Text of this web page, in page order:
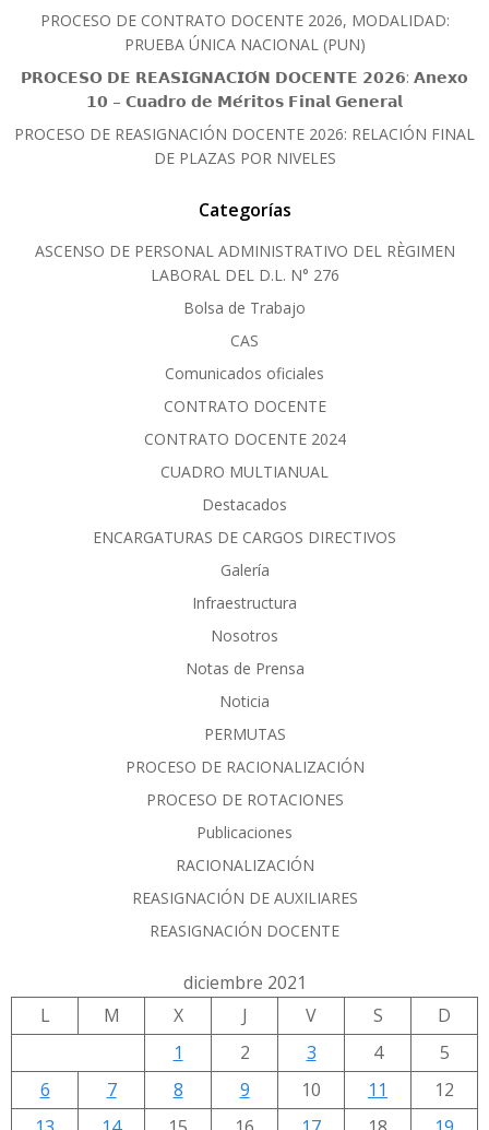
PROCESO DE CONTRATO DOCENTE 2026, MODALIDAD:
PRUEBA ÚNICA NACIONAL (PUN)
𝗣𝗥𝗢𝗖𝗘𝗦𝗢 𝗗𝗘 𝗥𝗘𝗔𝗦𝗜𝗚𝗡𝗔𝗖𝗜𝗢́𝗡 𝗗𝗢𝗖𝗘𝗡𝗧𝗘 𝟮𝟬𝟮𝟲: 𝗔𝗻𝗲𝘅𝗼
𝟭𝟬 – 𝗖𝘂𝗮𝗱𝗿𝗼 𝗱𝗲 𝗠𝗲́𝗿𝗶𝘁𝗼𝘀 𝗙𝗶𝗻𝗮𝗹 𝗚𝗲𝗻𝗲𝗿𝗮𝗹
PROCESO DE REASIGNACIÓN DOCENTE 2026: RELACIÓN FINAL
DE PLAZAS POR NIVELES
Categorías
ASCENSO DE PERSONAL ADMINISTRATIVO DEL RÈGIMEN
LABORAL DEL D.L. N° 276
Bolsa de Trabajo
CAS
Comunicados oficiales
CONTRATO DOCENTE
CONTRATO DOCENTE 2024
CUADRO MULTIANUAL
Destacados
ENCARGATURAS DE CARGOS DIRECTIVOS
Galería
Infraestructura
Nosotros
Notas de Prensa
Noticia
PERMUTAS
PROCESO DE RACIONALIZACIÓN
PROCESO DE ROTACIONES
Publicaciones
RACIONALIZACIÓN
REASIGNACIÓN DE AUXILIARES
REASIGNACIÓN DOCENTE
diciembre 2021
L
M X J V S
D
1
2 3 4
5
6
7 8 9 10 11
12